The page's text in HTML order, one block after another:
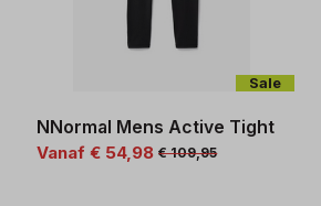
Sale
NNormal Mens Active Tight
Vanaf € 54,98 € 109,95